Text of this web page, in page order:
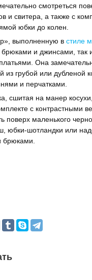
смотреться
и свитера, а также с
юбки до колен.
выполненную в стиле
брюками и джинсами, так
Она
из грубой или дубленой
и перчатками.
сшитая на манер
с контрастными
поверх маленького
юбки-шотландки или
брюками.